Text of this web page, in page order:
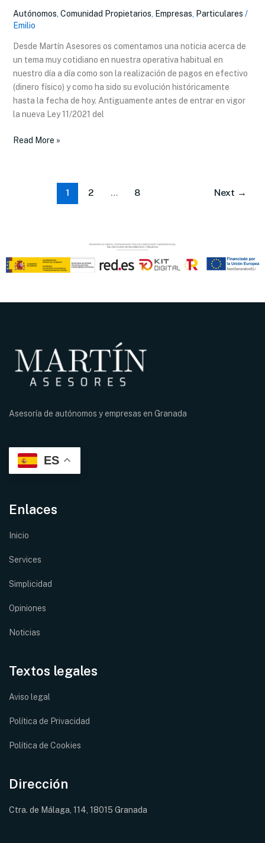
Autónomos, Comunidad Propietarios, Empresas, Particulares /
Emilio
Desde Martín Asesores os comentamos una noticia acerca de
un tema muy cotidiano en nuestra operativa habitual en
nuestro día a día como son la realización de pagos en efectivo
(dinero físico) y como ha sido su evolución históricamente
hasta la fecha de hoy. Antiguamente antes de entrar en vigor
la nueva Ley 11/2021 del
EN
EFECTIVO
Read More »
1 2 … 8 Next →
Asesoría de autónomos y empresas en Granada
ES
Enlaces
Inicio
Services
Simplicidad
Opiniones
Noticias
Textos legales
Aviso legal
Política de Privacidad
Política de Cookies
Dirección
Ctra. de Málaga, 114, 18015 Granada